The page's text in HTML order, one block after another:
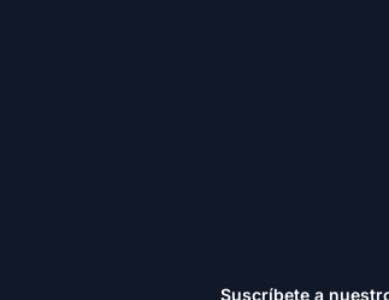
Suscríbete a